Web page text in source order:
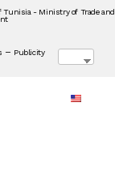
Tunisia - Ministry of Trade
– Publicity